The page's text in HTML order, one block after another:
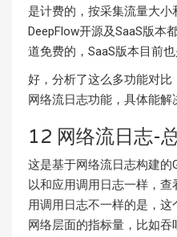
是计费的，按采集流量大小
DeepFlow开源及SaaS版本
道免费的，SaaS版本目前也
好，分析了这么多功能对比
网络流日志功能，具体能解
12 网络流日志-
这是基于网络流日志构建的
以和应用调用日志一样，
用调用日志不一样的是，这
网络层面的指标量，比如